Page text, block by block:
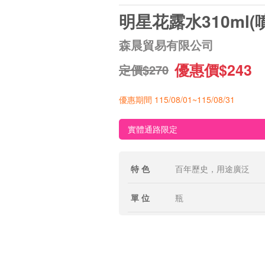
明星花露水310ml(
森晨貿易有限公司
定價$270 優惠價$243
優惠期間 115/08/01~115/08/31
實體通路限定
特 色 百年歷史，用途廣泛
單 位 瓶